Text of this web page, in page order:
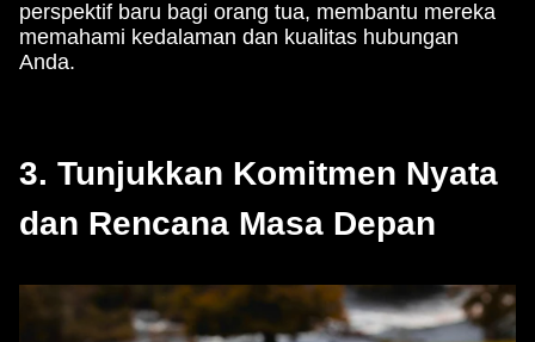
perspektif baru bagi orang tua, membantu mereka
memahami kedalaman dan kualitas hubungan
Anda.
3. Tunjukkan Komitmen Nyata
dan Rencana Masa Depan